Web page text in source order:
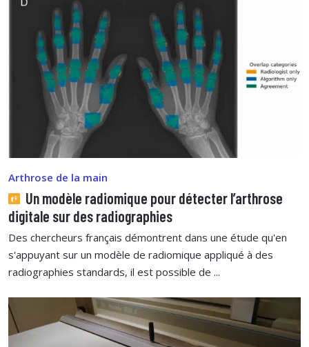
Arthrose de la main
Un modèle radiomique pour détecter l’arthrose
digitale sur des radiographies
Des chercheurs français démontrent dans une étude qu'en
s'appuyant sur un modèle de radiomique appliqué à des
radiographies standards, il est possible de ...